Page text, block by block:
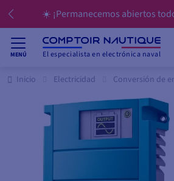
☀️ ¡Permanecemos abiertos
MENÚ El especialista en electrónica naval
Inicio Electricidad Conversión de